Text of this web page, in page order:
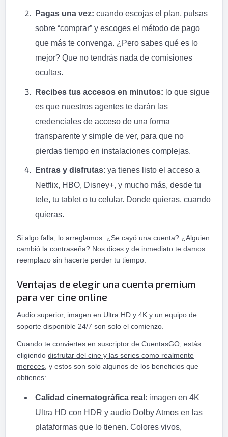
Pagas una vez: cuando escojas el plan, pulsas
sobre “comprar” y escoges el método de pago
que más te convenga. ¿Pero sabes qué es lo
mejor? Que no tendrás nada de comisiones
ocultas.
Recibes tus accesos en minutos: lo que sigue
es que nuestros agentes te darán las
credenciales de acceso de una forma
transparente y simple de ver, para que no
pierdas tiempo en instalaciones complejas.
Entras y disfrutas: ya tienes listo el acceso a
Netflix, HBO, Disney+, y mucho más, desde tu
tele, tu tablet o tu celular. Donde quieras, cuando
quieras.
Si algo falla, lo arreglamos. ¿Se cayó una cuenta? ¿Alguien
cambió la contraseña? Nos dices y de inmediato te damos
reemplazo sin hacerte perder tu tiempo.
Ventajas de elegir una cuenta premium
para ver cine online
Audio superior, imagen en Ultra HD y 4K y un equipo de
soporte disponible 24/7 son solo el comienzo.
Cuando te conviertes en suscriptor de CuentasGO, estás
eligiendo disfrutar del cine y las series como realmente
mereces, y estos son solo algunos de los beneficios que
obtienes:
Calidad cinematográfica real : imagen en 4K
Ultra HD con HDR y audio Dolby Atmos en las
plataformas que lo tienen. Colores vivos,